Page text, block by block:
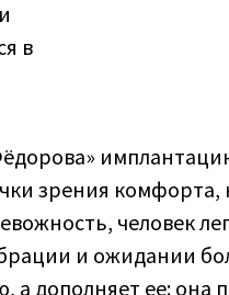
в
зрения
человек
и ожидании
а дополняет ее: она